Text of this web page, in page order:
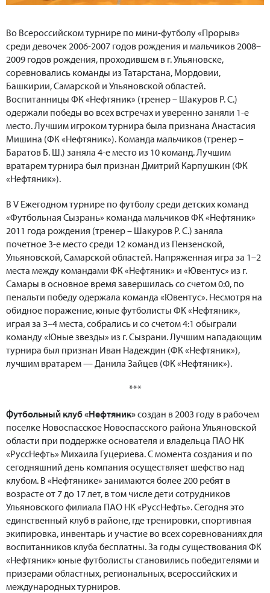
Во Всероссийском турнире по мини-футболу «Прорыв»
среди девочек 2006-2007 годов рождения и мальчиков 2008–
2009 годов рождения, проходившем в г. Ульяновске,
соревновались команды из Татарстана, Мордовии,
Башкирии, Самарской и Ульяновской областей.
Воспитанницы ФК «Нефтяник» (тренер – Шакуров Р. С.)
одержали победы во всех встречах и уверенно заняли 1-е
место. Лучшим игроком турнира была признана Анастасия
Мишина (ФК «Нефтяник»). Команда мальчиков (тренер –
Баратов Б. Ш.) заняла 4-е место из 10 команд. Лучшим
вратарем турнира был признан Дмитрий Карпушкин (ФК
«Нефтяник»).
В V Ежегодном турнире по футболу среди детских команд
«Футбольная Сызрань» команда мальчиков ФК «Нефтяник»
2011 года рождения (тренер – Шакуров Р. С.) заняла
почетное 3-е место среди 12 команд из Пензенской,
Ульяновской, Самарской областей. Напряженная игра за 1–2
места между командами ФК «Нефтяник» и «Ювентус» из г.
Самары в основное время завершилась со счетом 0:0, по
пенальти победу одержала команда «Ювентус». Несмотря на
обидное поражение, юные футболисты ФК «Нефтяник»,
играя за 3–4 места, собрались и со счетом 4:1 обыграли
команду «Юные звезды» из г. Сызрани. Лучшим нападающим
турнира был признан Иван Надеждин (ФК «Нефтяник»),
лучшим вратарем — Данила Зайцев (ФК «Нефтяник»).
***
Футбольный клуб «Нефтяник»создан в 2003 году в рабочем
поселке Новоспасское Новоспасского района Ульяновской
области при поддержке основателя и владельца ПАО НК
«РуссНефть» Михаила Гуцериева. С момента создания и по
сегодняшний день компания осуществляет шефство над
клубом. В «Нефтянике» занимаются более 200 ребят в
возрасте от 7 до 17 лет, в том числе дети сотрудников
Ульяновского филиала ПАО НК «РуссНефть». Сегодня это
единственный клуб в районе, где тренировки, спортивная
экипировка, инвентарь и участие во всех соревнованиях для
воспитанников клуба бесплатны. За годы существования ФК
«Нефтяник» юные футболисты становились победителями и
призерами областных, региональных, всероссийских и
международных турниров.